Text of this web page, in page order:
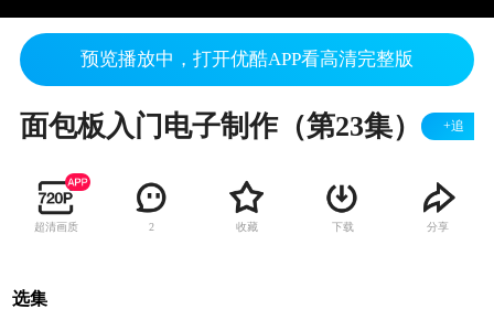
预览播放中，打开优酷APP看高清完整版
面包板入门电子制作（第23集） +追
超清画质 2 收藏 下载 分享
选集